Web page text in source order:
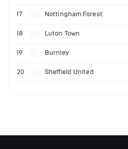
17 Nottingham Forest
18 Luton Town
19 Burnley
20 Sheffield United